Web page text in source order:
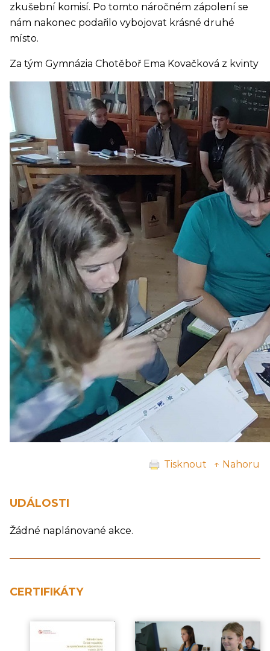
zkušební komisí. Po tomto náročném zápolení se
nám nakonec podařilo vybojovat krásné druhé
místo.
Za tým Gymnázia Chotěboř Ema Kovačková z kvinty
Tisknout ↑ Nahoru
UDÁLOSTI
Žádné naplánované akce.
CERTIFIKÁTY